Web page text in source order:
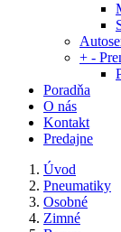
+ -
Poradňa
O nás
Kontakt
Predajne
Úvod
Pneumatiky
Osobné
Zimné